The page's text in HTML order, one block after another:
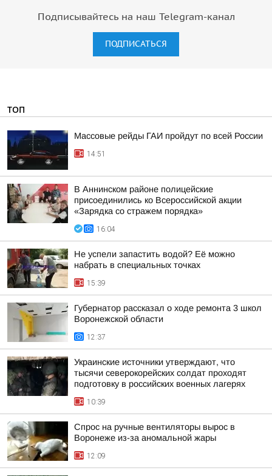
Подписывайтесь на наш Telegram-канал
ПОДПИСАТЬСЯ
ТОП
Массовые рейды ГАИ пройдут по всей России
14:51
В Аннинском районе полицейские
присоединились ко Всероссийской акции
«Зарядка со стражем порядка»
16:04
Не успели запастить водой? Её можно
набрать в специальных точках
15:39
Губернатор рассказал о ходе ремонта 3 школ
Воронежской области
12:37
Украинские источники утверждают, что
тысячи северокорейских солдат проходят
подготовку в российских военных лагерях
10:39
Спрос на ручные вентиляторы вырос в
Воронеже из-за аномальной жары
12:09